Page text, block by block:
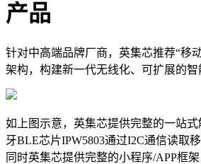
产品
针对中高端品牌厂商，英集芯推荐“移
架构，构建新一代无线化、可扩展的智
如上图示意，英集芯提供完整的一站
牙BLE芯片IPW5803通过I2C通信读取
同时英集芯提供完整的小程序/APP框